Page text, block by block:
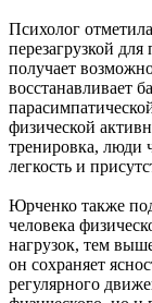
Психолог
перезагрузкой
получает
восстанавливает
физической
тренировка, люди
легкость и
Юрченко также
человека
нагрузок, тем
он сохраняет
регулярного